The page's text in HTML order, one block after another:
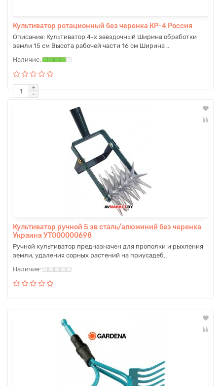
Культиватор ротационный без черенка КР-4 Россия
Описание: Культиватор 4-х звёздочный Ширина обработки
земли 15 см Высота рабочей части 16 см Ширина ..
Культиватор ручной 5 зв сталь/алюминий без черенка
Украина УТ000000698
Ручной культиватор предназначен для прополки и рыхления
земли, удаления сорных растений на приусадеб..